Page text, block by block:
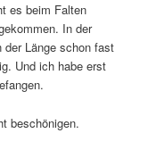
es beim Falten
In der
der Länge schon fast
Und ich habe erst
beschönigen.